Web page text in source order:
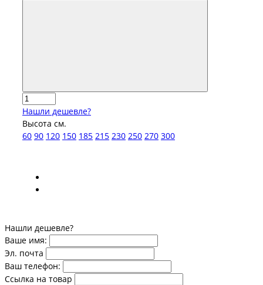
Нашли дешевле?
Высота см.
60 90 120 150 185 215 230 250 270 300
Нашли дешевле?
Ваше имя:
Эл. почта
Ваш телефон:
Ссылка на товар